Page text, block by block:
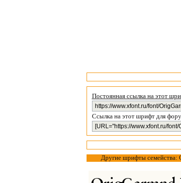
Постоянная ссылка на этот
Ссылка на этот шрифт для
Другие шрифты семейства: